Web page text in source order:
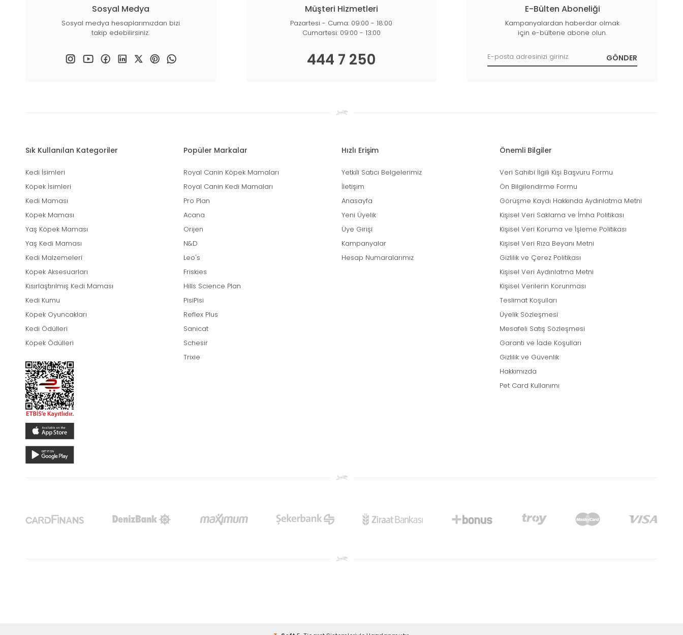
Sosyal Medya
Sosyal medya hesaplarımızdan bizi
takip edebilirsiniz.
Müşteri Hizmetleri
Pazartesi - Cuma: 09:00 - 18:00
Cumartesi: 09:00 - 13:00
444 7 250
E-Bülten Aboneliği
Kampanyalardan haberdar olmak
için e-bültene abone olun.
Sık Kullanılan Kategoriler
Kedi İsimleri
Köpek İsimleri
Kedi Maması
Köpek Maması
Yaş Köpek Maması
Yaş Kedi Maması
Kedi Malzemeleri
Köpek Aksesuarları
Kısırlaştırılmış Kedi Maması
Kedi Kumu
Köpek Oyuncakları
Kedi Ödülleri
Köpek Ödülleri
Popüler Markalar
Royal Canin Köpek Mamaları
Royal Canin Kedi Mamaları
Pro Plan
Acana
Orijen
N&D
Leo's
Friskies
Hills Science Plan
PisiPisi
Reflex Plus
Sanicat
Schesir
Trixie
Hızlı Erişim
Yetkili Satıcı Belgelerimiz
İletişim
Anasayfa
Yeni Üyelik
Üye Girişi
Kampanyalar
Hesap Numaralarımız
Önemli Bilgiler
Veri Sahibi İlgili Kişi Başvuru Formu
Ön Bilgilendirme Formu
Görüşme Kaydı Hakkında Aydınlatma Metni
Kişisel Veri Saklama ve İmha Politikası
Kişisel Veri Koruma ve İşleme Politikası
Kişisel Veri Rıza Beyanı Metni
Gizlilik ve Çerez Politikası
Kişisel Veri Aydınlatma Metni
Kişisel Verilerin Korunması
Teslimat Koşulları
Üyelik Sözleşmesi
Mesafeli Satış Sözleşmesi
Garanti ve İade Koşulları
Gizlilik ve Güvenlik
Hakkımızda
Pet Card Kullanımı